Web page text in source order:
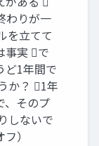
わりが一
を立てて
事実 で
ど1年間で
か？ 1年
、そのプ
しないで
）